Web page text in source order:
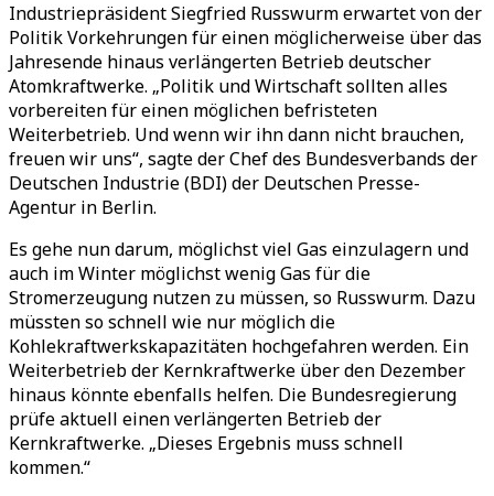
Industriepräsident Siegfried Russwurm erwartet von der
Politik Vorkehrungen für einen möglicherweise über das
Jahresende hinaus verlängerten Betrieb deutscher
Atomkraftwerke. „Politik und Wirtschaft sollten alles
vorbereiten für einen möglichen befristeten
Weiterbetrieb. Und wenn wir ihn dann nicht brauchen,
freuen wir uns“, sagte der Chef des Bundesverbands der
Deutschen Industrie (BDI) der Deutschen Presse-
Agentur in Berlin.
Es gehe nun darum, möglichst viel Gas einzulagern und
auch im Winter möglichst wenig Gas für die
Stromerzeugung nutzen zu müssen, so Russwurm. Dazu
müssten so schnell wie nur möglich die
Kohlekraftwerkskapazitäten hochgefahren werden. Ein
Weiterbetrieb der Kernkraftwerke über den Dezember
hinaus könnte ebenfalls helfen. Die Bundesregierung
prüfe aktuell einen verlängerten Betrieb der
Kernkraftwerke. „Dieses Ergebnis muss schnell
kommen.“